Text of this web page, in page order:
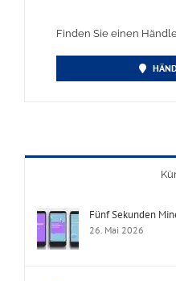
Finden Sie einen
Fünf Sekunden
26. Mai 2026